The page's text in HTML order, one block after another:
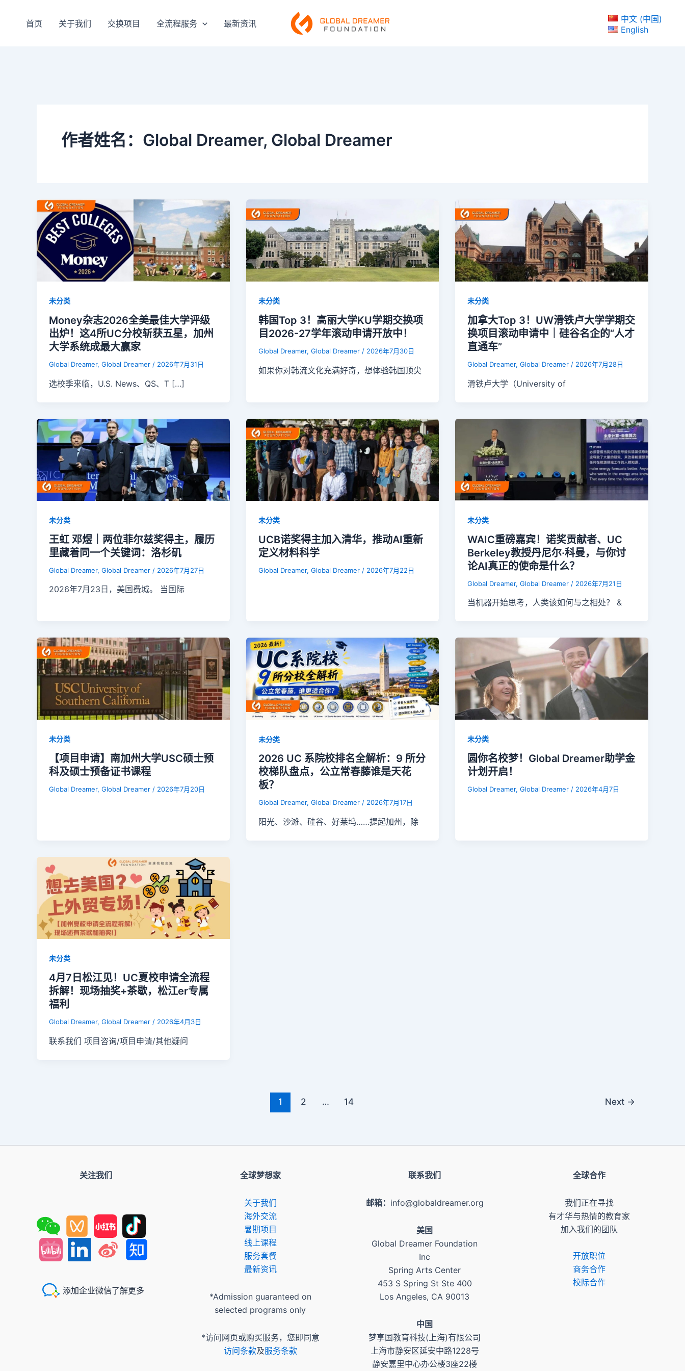
首页 关于我们 交换项目 全流程服务 最新资讯
中文 (中国)
English
作者姓名：Global Dreamer, Global Dreamer
未分类
Money杂志2026全美最佳大学评级
出炉！这4所UC分校斩获五星，加州
大学系统成最大赢家
Global Dreamer, Global Dreamer / 2026年7月31日
选校季来临，U.S. News、QS、T […]
未分类
韩国Top 3！高丽大学KU学期交换项
目2026-27学年滚动申请开放中！
Global Dreamer, Global Dreamer / 2026年7月30日
如果你对韩流文化充满好奇，想体验韩国顶尖
未分类
加拿大Top 3！UW滑铁卢大学学期交
换项目滚动申请中｜硅谷名企的“人才
直通车”
Global Dreamer, Global Dreamer / 2026年7月28日
滑铁卢大学（University of
未分类
王虹 邓煜｜两位菲尔兹奖得主，履历
里藏着同一个关键词：洛杉矶
Global Dreamer, Global Dreamer / 2026年7月27日
2026年7月23日，美国费城。 当国际
未分类
UCB诺奖得主加入清华，推动AI重新
定义材料科学
Global Dreamer, Global Dreamer / 2026年7月22日
未分类
WAIC重磅嘉宾！诺奖贡献者、UC
Berkeley教授丹尼尔·科曼，与你讨
论AI真正的使命是什么？
Global Dreamer, Global Dreamer / 2026年7月21日
当机器开始思考，人类该如何与之相处？ &
未分类
【项目申请】南加州大学USC硕士预
科及硕士预备证书课程
Global Dreamer, Global Dreamer / 2026年7月20日
未分类
2026 UC 系院校排名全解析：9 所分
校梯队盘点，公立常春藤谁是天花
板？
Global Dreamer, Global Dreamer / 2026年7月17日
阳光、沙滩、硅谷、好莱坞……提起加州，除
未分类
圆你名校梦！Global Dreamer助学金
计划开启！
Global Dreamer, Global Dreamer / 2026年4月7日
未分类
4月7日松江见！UC夏校申请全流程
拆解！现场抽奖+茶歇，松江er专属
福利
Global Dreamer, Global Dreamer / 2026年4月3日
联系我们 项目咨询/项目申请/其他疑问
1 2 … 14 Next →
关注我们
添加企业微信了解更多
全球梦想家
关于我们
​海外交流
暑期项目
​线上课程
服务套餐
最新资讯
*Admission guaranteed on
selected programs only
*访问网页或购买服务，您即同意
访问条款及服务条款
联系我们
邮箱： info@globaldreamer.org
美国
Global Dreamer Foundation
Inc
Spring Arts Center
453 S Spring St Ste 400
Los Angeles, CA 90013
​中国
梦享国教育科技(上海)有限公司
上海市静安区延安中路1228号
静安嘉里中心办公楼3座22楼
全球合作
我们正在寻找
有才华与热情的教育家
加入我们的团队
开放职位
商务合作
校际合作